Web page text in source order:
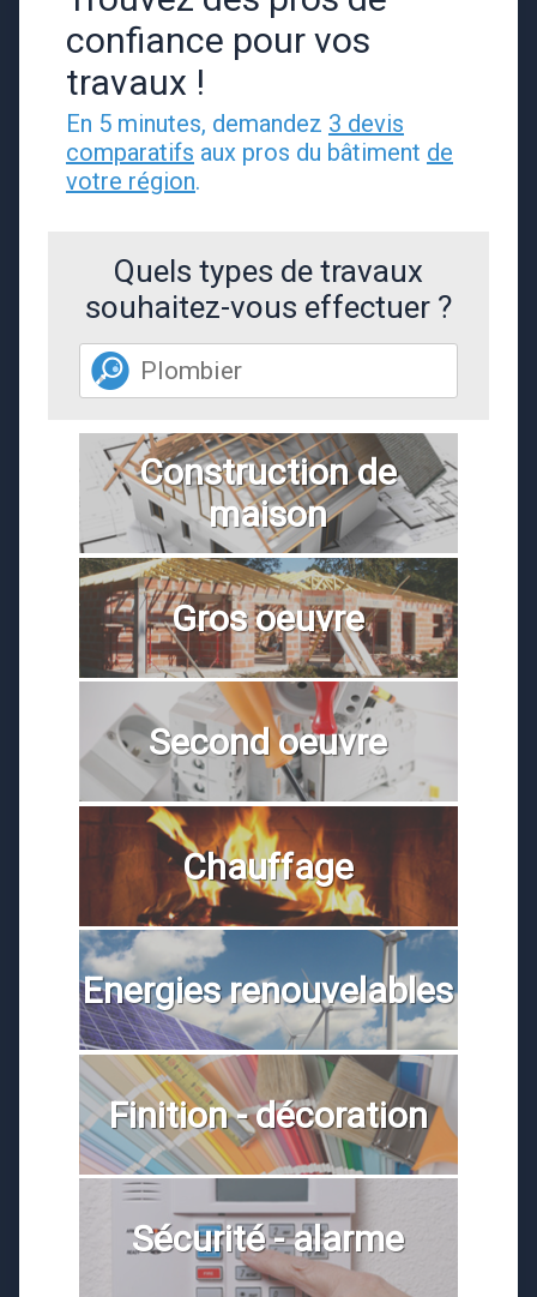
confiance pour vos
travaux !
En 5 minutes, demandez 3 devis
comparatifs aux pros du bâtiment de
votre région.
Quels types de travaux
souhaitez-vous effectuer ?
Construction de
maison
Gros oeuvre
Second oeuvre
Chauffage
Energies renouvelables
Finition - décoration
Sécurité - alarme